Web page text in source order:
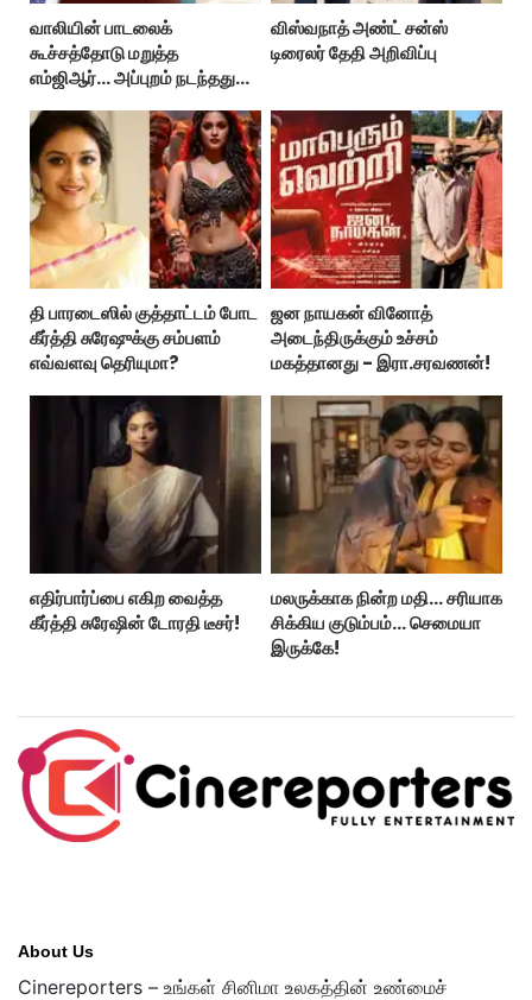
வாலியின் பாடலைக்
கூச்சத்தோடு மறுத்த
எம்ஜிஆர்... அப்புறம் நடந்தது
விஸ்வநாத் அண்ட் சன்ஸ்
டிரைலர் தேதி அறிவிப்பு
தி பாரடைஸில் குத்தாட்டம் போட
கீர்த்தி சுரேஷுக்கு சம்பளம்
எவ்வளவு தெரியுமா?
ஜன நாயகன் வினோத்
அடைந்திருக்கும் உச்சம்
மகத்தானது - இரா.சரவணன்!
எதிர்பார்ப்பை எகிற வைத்த
கீர்த்தி சுரேஷின் டோரதி டீசர்!
மலருக்காக நின்ற மதி… சரியாக
சிக்கிய குடும்பம்… செமையா
இருக்கே!
About Us
Cinereporters – உங்கள் சினிமா உலகத்தின் உண்மைச்